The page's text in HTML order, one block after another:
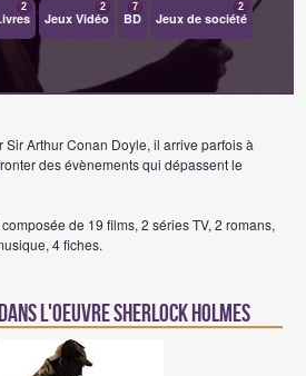
2
Jeux Vidéo
2
BD
7
Jeux de société
2
Arthur Conan Doyle, il arrive parfois à
des évènements qui dépassent le
de 19 films, 2 séries TV, 2 romans,
4 fiches.
l'oeuvre Sherlock Holmes